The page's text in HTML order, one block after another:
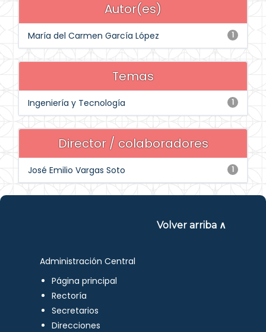
Autor(es)
1
María del Carmen García López
Temas
1
Ingeniería y Tecnología
Director / colaboradores
1
José Emilio Vargas Soto
Volver arriba ∧
Administración Central
Página principal
Rectoría
Secretarios
Direcciones